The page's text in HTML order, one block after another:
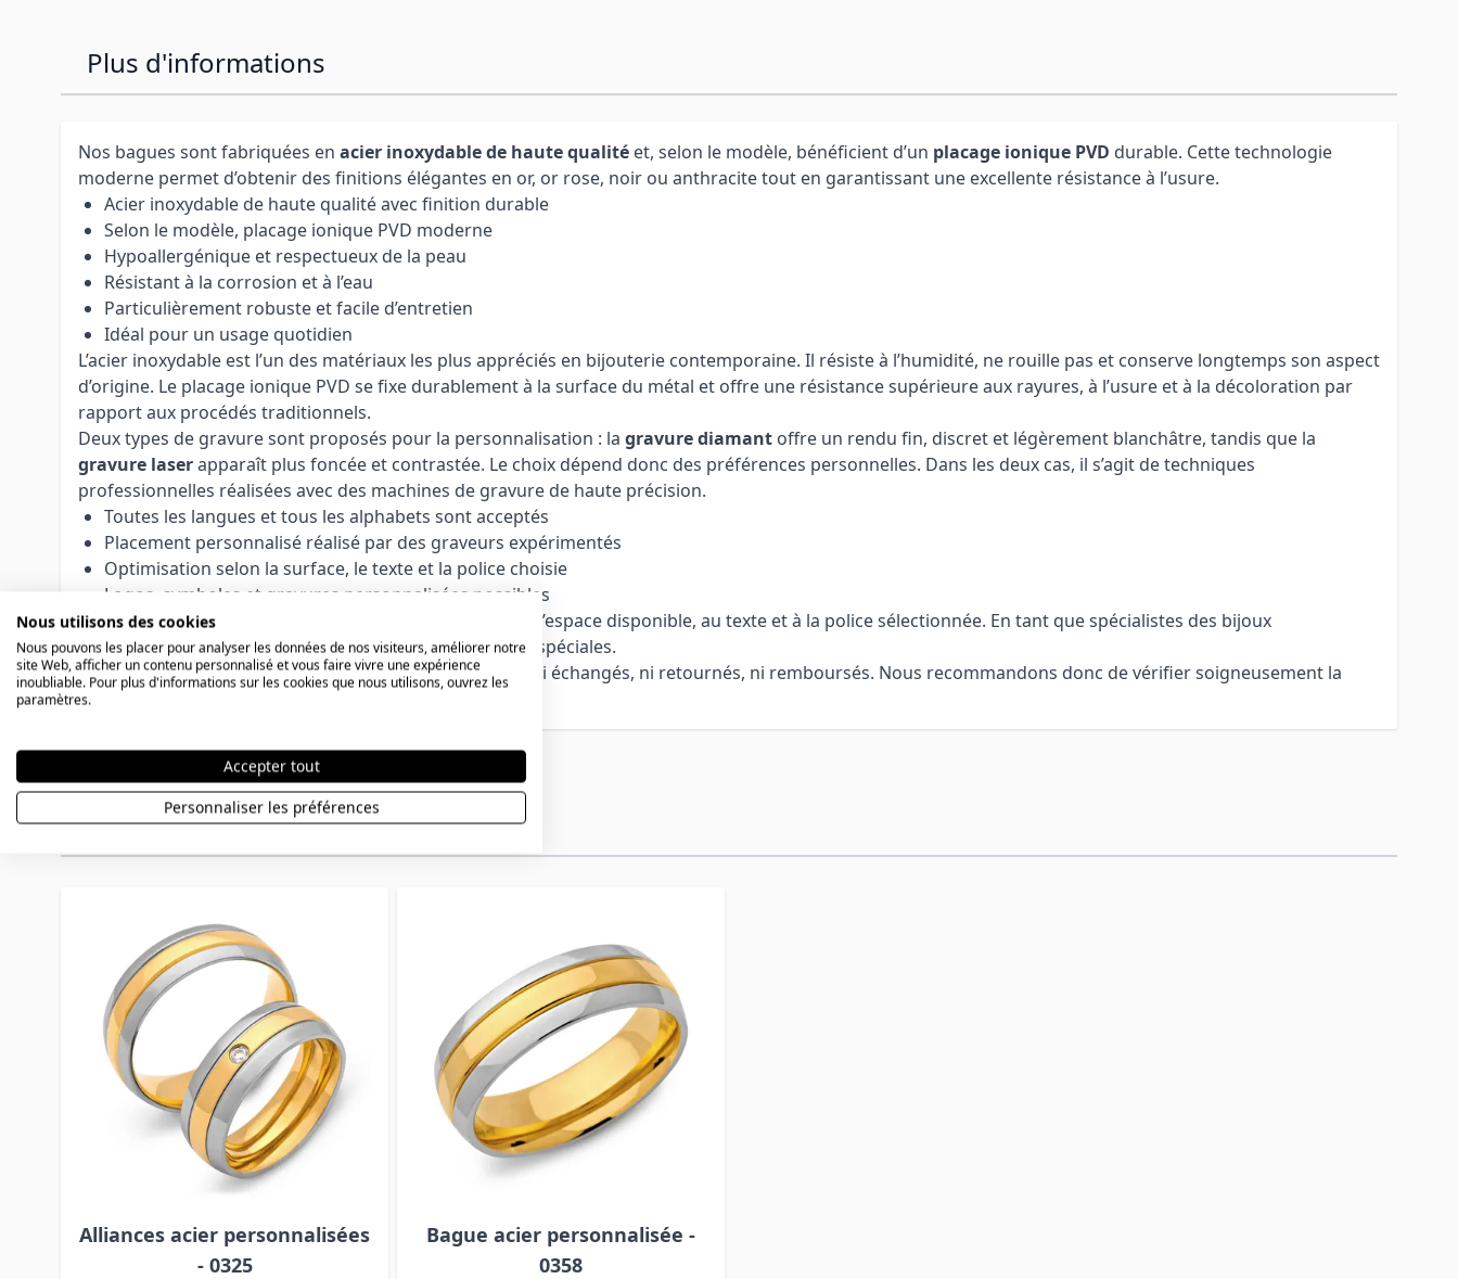
Plus d'informations
Nos bagues sont fabriquées en acier inoxydable de haute qualité et, selon le modèle, bénéficient d’un placage ionique PVD durable. Cette technologie
moderne permet d’obtenir des finitions élégantes en or, or rose, noir ou anthracite tout en garantissant une excellente résistance à l’usure.
Acier inoxydable de haute qualité avec finition durable
Selon le modèle, placage ionique PVD moderne
Hypoallergénique et respectueux de la peau
Résistant à la corrosion et à l’eau
Particulièrement robuste et facile d’entretien
Idéal pour un usage quotidien
L’acier inoxydable est l’un des matériaux les plus appréciés en bijouterie contemporaine. Il résiste à l’humidité, ne rouille pas et conserve longtemps son aspect
d’origine. Le placage ionique PVD se fixe durablement à la surface du métal et offre une résistance supérieure aux rayures, à l’usure et à la décoloration par
rapport aux procédés traditionnels.
Deux types de gravure sont proposés pour la personnalisation : la gravure diamant offre un rendu fin, discret et légèrement blanchâtre, tandis que la
gravure laserapparaît plus foncée et contrastée. Le choix dépend donc des préférences personnelles. Dans les deux cas, il s’agit de techniques
professionnelles réalisées avec des machines de gravure de haute précision.
Toutes les langues et tous les alphabets sont acceptés
Placement personnalisé réalisé par des graveurs expérimentés
Optimisation selon la surface, le texte et la police choisie
Logos, symboles et gravures personnalisées possibles
Nos graveurs expérimentés adaptent chaque gravure à l’espace disponible, au texte et à la police sélectionnée. En tant que spécialistes des bijoux
personnalisés, nous réalisons également les demandes spéciales.
Remarque :Les articles personnalisés ne peuvent être ni échangés, ni retournés, ni remboursés. Nous recommandons donc de vérifier soigneusement la
taille de bague avant la commande.
Autres variations
Alliances acier personnalisées
- 0325
Bague acier personnalisée -
0358
Nous utilisons des cookies
Nous pouvons les placer pour analyser les données de nos visiteurs, améliorer notre
site Web, afficher un contenu personnalisé et vous faire vivre une expérience
inoubliable. Pour plus d'informations sur les cookies que nous utilisons, ouvrez les
paramètres.
Accepter tout
Personnaliser les préférences